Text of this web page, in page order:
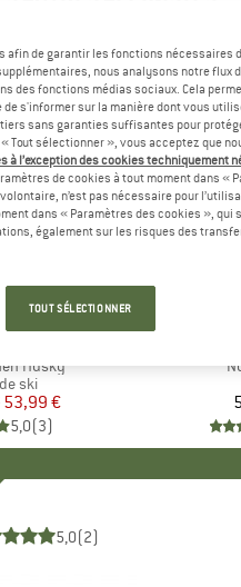
Husky
group
ski
réduit
53,99 €
5,0(3)
5,0(2)
de garantir les fonctions nécessaires
nous analysons notre flux
des fonctions médias sociaux. Cela
s'informer sur la manière dont vous
sans garanties suffisantes pour
Tout sélectionner », vous acceptez que
à l’exception des cookies techniquement
de cookies à tout moment dans «
n’est pas nécessaire pour
dans « Paramètres des cookies », qui
également sur les risques des
TOUT SÉLECTIONNER